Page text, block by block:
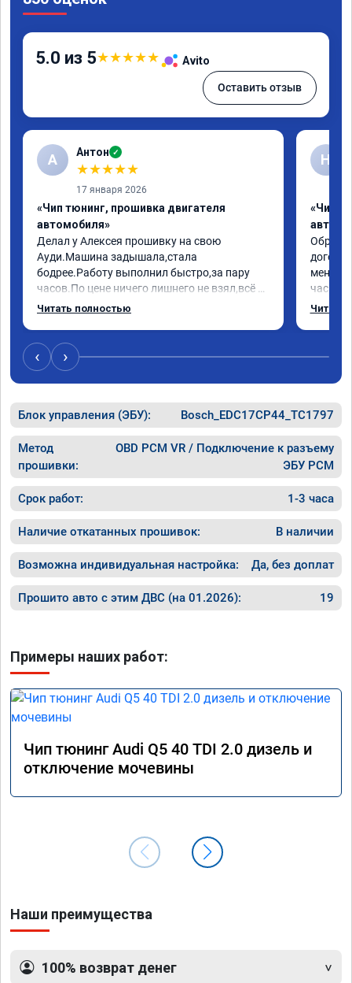
5.0 из 5★★★★★ Avito
Оставить отзыв
А Антон ✓
★★★★★
17 января 2026
«Чип тюнинг, прошивка двигателя
автомобиля»
Делал у Алексея прошивку на свою
Ауди.Машина задышала,стала
бодрее.Работу выполнил быстро,за пару
часов.По цене ничего лишнего не взял,всё
как договаривались заранее.После работы
случае поломки авто.Однозначно
рекомендую Алексея как грамотного
специалиста!
Читать полностью
Н
«Чип
меня
час
Арман
Читать
‹ ›
Блок управления (ЭБУ): Bosch_EDC17CP44_TC1797
Метод
прошивки:
OBD PCM VR / Подключение к разъему
ЭБУ PCM
Срок работ: 1-3 часа
Наличие откатанных прошивок: В наличии
Возможна индивидуальная настройка: Да, без доплат
Прошито авто с этим ДВС (на 01.2026): 19
Примеры наших работ:
Чип тюнинг Audi Q5 40 TDI 2.0 дизель и
отключение мочевины
Наши преимущества
100% возврат денег